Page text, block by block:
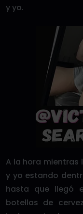
y yo.
A la hora mientras
y yo estando
hasta que llegó
botellas de